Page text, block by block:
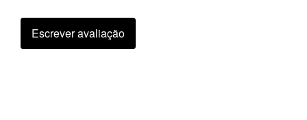
Escrever avaliação